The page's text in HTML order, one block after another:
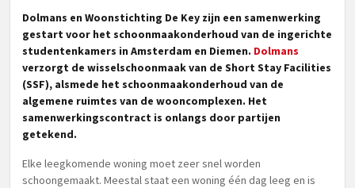
Dolmans en Woonstichting De Key zijn een samenwerking
gestart voor het schoonmaakonderhoud van de ingerichte
studentenkamers in Amsterdam en Diemen. Dolmans
verzorgt de wisselschoonmaak van de Short Stay Facilities
(SSF), alsmede het schoonmaakonderhoud van de
algemene ruimtes van de wooncomplexen. Het
samenwerkingscontract is onlangs door partijen
getekend.
Elke leegkomende woning moet zeer snel worden
schoongemaakt. Meestal staat een woning één dag leeg en is